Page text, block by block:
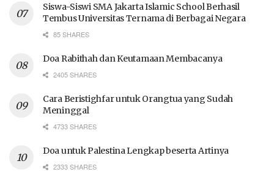
Siswa-Siswi SMA Jakarta Islamic School Berhasil
Tembus Universitas Ternama di Berbagai Negara
85 SHARES
Doa Rabithah dan Keutamaan Membacanya
2405 SHARES
Cara Beristighfar untuk Orangtua yang Sudah
Meninggal
4733 SHARES
Doa untuk Palestina Lengkap beserta Artinya
2333 SHARES